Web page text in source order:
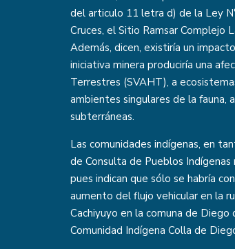
del articulo 11 letra d) de la Ley
Cruces, el Sitio Ramsar Complejo
Además, dicen, existiría un
iniciativa minera produciría una
Terrestres (SVAHT), a
ambientes singulares de la fauna,
subterráneas.
Las comunidades indígenas, en
de Consulta de Pueblos
pues indican que sólo se habría
aumento del flujo vehicular en la
Cachiyuyo en la comuna de
Comunidad Indígena Colla de